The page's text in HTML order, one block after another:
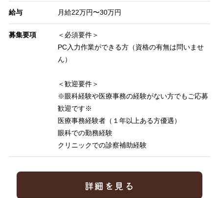
給与 月給22万円〜30万円
募集要項
＜必須要件＞
PC入力作業ができる方（資格の有無は問いませ
ん）
＜歓迎要件＞
※眼科経験や医療事務の経験がない方でもご応募
歓迎です※
医療事務経験者（１年以上ある方優遇）
眼科での勤務経験
クリニックでの診察補助経験
詳細を見る